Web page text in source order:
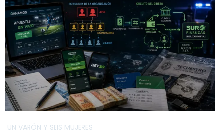
UN VARÓN Y SEIS MUJERES